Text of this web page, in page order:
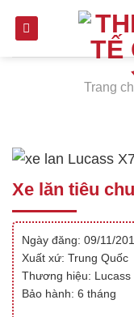
Trang
Xe lăn tiêu
Ngày đăng: 09/11/
Xuất xứ: Trung Quốc
Thương hiệu: Lucass
Bảo hành: 6 tháng